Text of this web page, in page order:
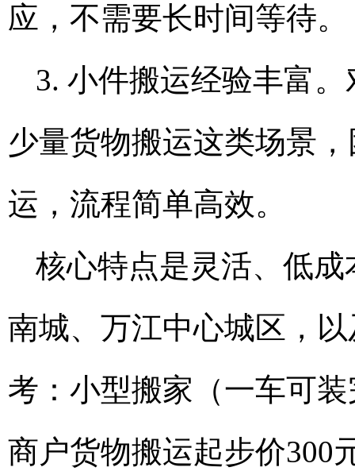
应，不需要长时间等待。
3. 小件搬运经验丰富
少量货物搬运这类场景
运，流程简单高效。
核心特点是灵活、低
南城、万江中心城区，
考：小型搬家（一车可
商户货物搬运起步价300